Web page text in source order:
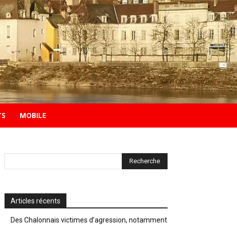
MOBILE
Articles récents
Des Chalonnais victimes d’agression, notamment